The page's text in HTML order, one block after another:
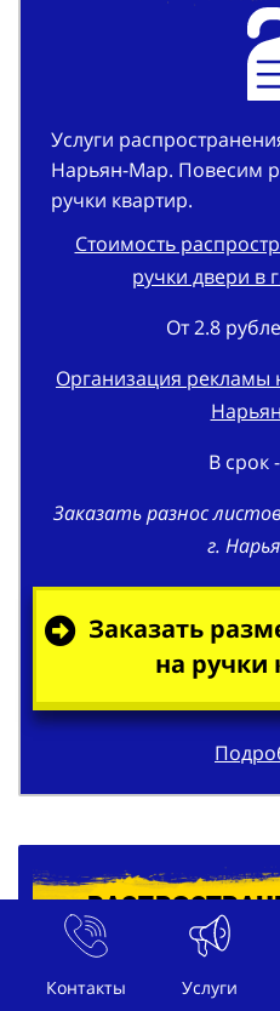
Контакты Услуги
Услуги
Нарьян-Мар. Повесим
ручки квартир.
Стоимость
От 2.8
Организация рекламы
В срок
Заказать разнос
Заказать
на ручки
под дворники